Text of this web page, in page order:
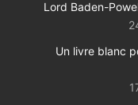
Lord Baden-
Un livre blanc